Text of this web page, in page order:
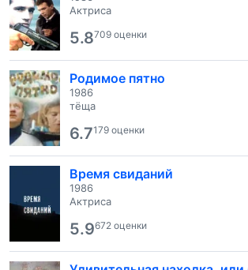
Актриса
5.8709 оценки
Родимое пятно
1986
тёща
6.7179 оценки
Время свиданий
1986
Актриса
5.9672 оценки